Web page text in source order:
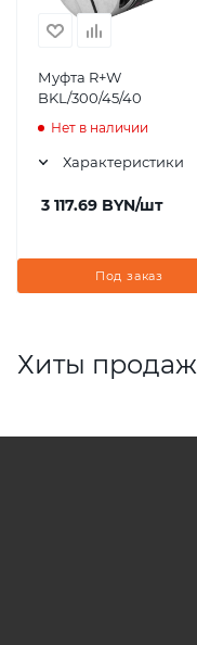
Муфта R+W
BKL/300/45/40
Нет в наличии
Характеристики
3 117.69 BYN/шт
Под заказ
Хиты продаж